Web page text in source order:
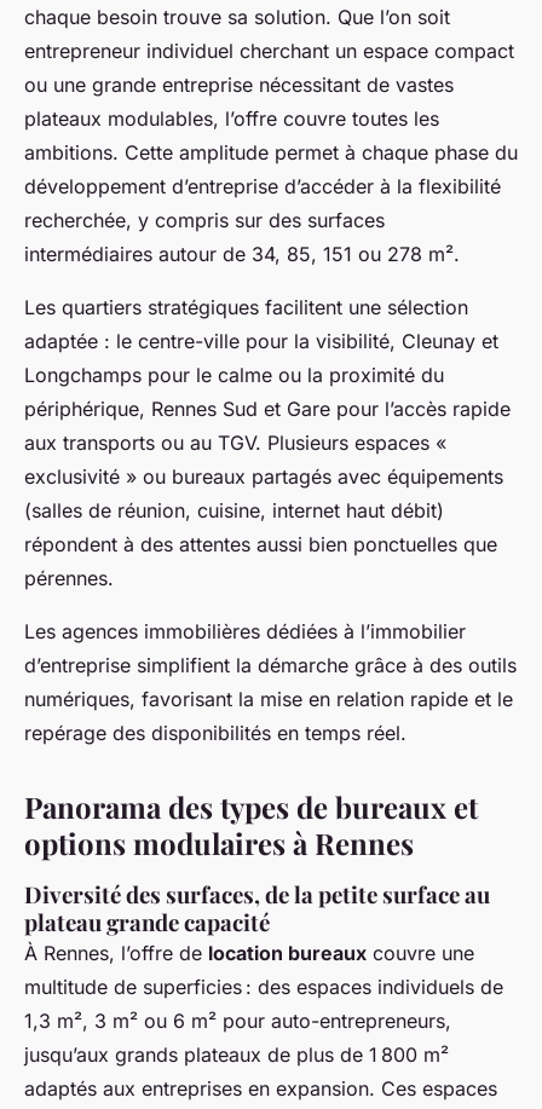
chaque besoin trouve sa solution. Que l’on soit
entrepreneur individuel cherchant un espace compact
ou une grande entreprise nécessitant de vastes
plateaux modulables, l’offre couvre toutes les
ambitions. Cette amplitude permet à chaque phase du
développement d’entreprise d’accéder à la flexibilité
recherchée, y compris sur des surfaces
intermédiaires autour de 34, 85, 151 ou 278 m².
Les quartiers stratégiques facilitent une sélection
adaptée : le centre-ville pour la visibilité, Cleunay et
Longchamps pour le calme ou la proximité du
périphérique, Rennes Sud et Gare pour l’accès rapide
aux transports ou au TGV. Plusieurs espaces «
exclusivité » ou bureaux partagés avec équipements
(salles de réunion, cuisine, internet haut débit)
répondent à des attentes aussi bien ponctuelles que
pérennes.
Les agences immobilières dédiées à l’immobilier
d’entreprise simplifient la démarche grâce à des outils
numériques, favorisant la mise en relation rapide et le
repérage des disponibilités en temps réel.
Panorama des types de bureaux et
options modulaires à Rennes
Diversité des surfaces, de la petite surface au
plateau grande capacité
À Rennes, l’offre de location bureaux couvre une
multitude de superficies : des espaces individuels de
1,3 m², 3 m² ou 6 m² pour auto-entrepreneurs,
jusqu’aux grands plateaux de plus de 1 800 m²
adaptés aux entreprises en expansion. Ces espaces